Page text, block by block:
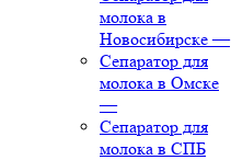
молока в
Новосибирске —
Сепаратор для
молока в Омске
—
Сепаратор для
молока в СПБ